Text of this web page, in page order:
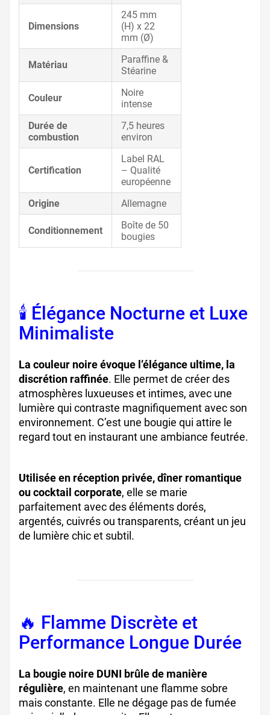
Dimensions
245 mm
(H) x 22
mm (Ø)
Matériau
Paraffine &
Stéarine
Couleur
Noire
intense
Durée de
combustion
7,5 heures
environ
Certification
Label RAL
– Qualité
européenne
Origine
Allemagne
Conditionnement
Boîte de 50
bougies
🕯 Élégance Nocturne et Luxe
Minimaliste
La couleur noire évoque l’élégance ultime, la
discrétion raffinée. Elle permet de créer des
atmosphères luxueuses et intimes, avec une
lumière qui contraste magnifiquement avec son
environnement. C’est une bougie qui attire le
regard tout en instaurant une ambiance feutrée.
Utilisée en réception privée, dîner romantique
ou cocktail corporate, elle se marie
parfaitement avec des éléments dorés,
argentés, cuivrés ou transparents, créant un jeu
de lumière chic et subtil.
🔥 Flamme Discrète et
Performance Longue Durée
La bougie noire DUNI brûle de manière
régulière, en maintenant une flamme sobre
mais constante. Elle ne dégage pas de fumée